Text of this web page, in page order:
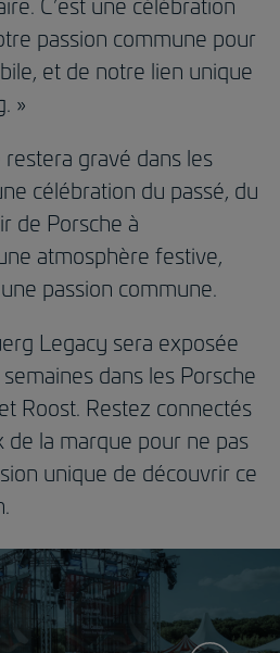
passion commune pour
et de notre lien unique
»
gravé dans les
célébration du passé, du
de Porsche à
atmosphère festive,
passion commune.
Legacy sera exposée
dans les Porsche
Roost. Restez connectés
de la marque pour ne pas
unique de découvrir ce